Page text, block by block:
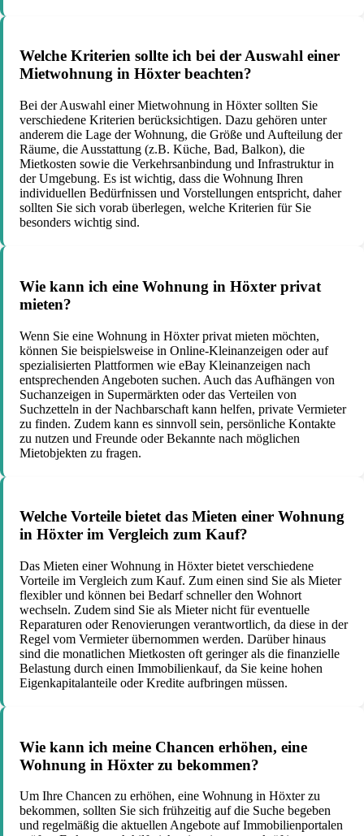
Welche Kriterien sollte ich bei der Auswahl einer
Mietwohnung in Höxter beachten?
Bei der Auswahl einer Mietwohnung in Höxter sollten Sie
verschiedene Kriterien berücksichtigen. Dazu gehören unter
anderem die Lage der Wohnung, die Größe und Aufteilung der
Räume, die Ausstattung (z.B. Küche, Bad, Balkon), die
Mietkosten sowie die Verkehrsanbindung und Infrastruktur in
der Umgebung. Es ist wichtig, dass die Wohnung Ihren
individuellen Bedürfnissen und Vorstellungen entspricht, daher
sollten Sie sich vorab überlegen, welche Kriterien für Sie
besonders wichtig sind.
Wie kann ich eine Wohnung in Höxter privat
mieten?
Wenn Sie eine Wohnung in Höxter privat mieten möchten,
können Sie beispielsweise in Online-Kleinanzeigen oder auf
spezialisierten Plattformen wie eBay Kleinanzeigen nach
entsprechenden Angeboten suchen. Auch das Aufhängen von
Suchanzeigen in Supermärkten oder das Verteilen von
Suchzetteln in der Nachbarschaft kann helfen, private Vermieter
zu finden. Zudem kann es sinnvoll sein, persönliche Kontakte
zu nutzen und Freunde oder Bekannte nach möglichen
Mietobjekten zu fragen.
Welche Vorteile bietet das Mieten einer Wohnung
in Höxter im Vergleich zum Kauf?
Das Mieten einer Wohnung in Höxter bietet verschiedene
Vorteile im Vergleich zum Kauf. Zum einen sind Sie als Mieter
flexibler und können bei Bedarf schneller den Wohnort
wechseln. Zudem sind Sie als Mieter nicht für eventuelle
Reparaturen oder Renovierungen verantwortlich, da diese in der
Regel vom Vermieter übernommen werden. Darüber hinaus
sind die monatlichen Mietkosten oft geringer als die finanzielle
Belastung durch einen Immobilienkauf, da Sie keine hohen
Eigenkapitalanteile oder Kredite aufbringen müssen.
Wie kann ich meine Chancen erhöhen, eine
Wohnung in Höxter zu bekommen?
Um Ihre Chancen zu erhöhen, eine Wohnung in Höxter zu
bekommen, sollten Sie sich frühzeitig auf die Suche begeben
und regelmäßig die aktuellen Angebote auf Immobilienportalen